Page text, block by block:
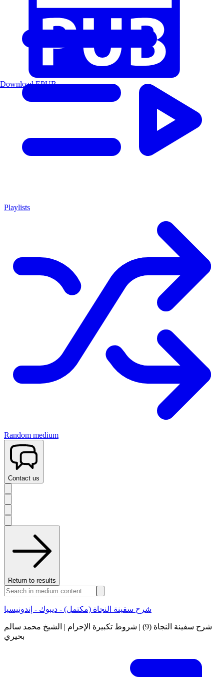
Playlists
Random medium
Contact us
Return to results
شرح سفينة النجاة (مكتمل) - ديبوك - إندونيسيا
شرح سفينة النجاة (9) | شروط تكبيرة الإحرام | الشيخ محمد سالم
بحيري
Download EPUB